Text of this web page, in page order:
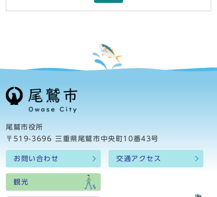
尾鷲市役所
〒519-3696 三重県尾鷲市中央町10番43号
お問い合わせ 交通アクセス
観光